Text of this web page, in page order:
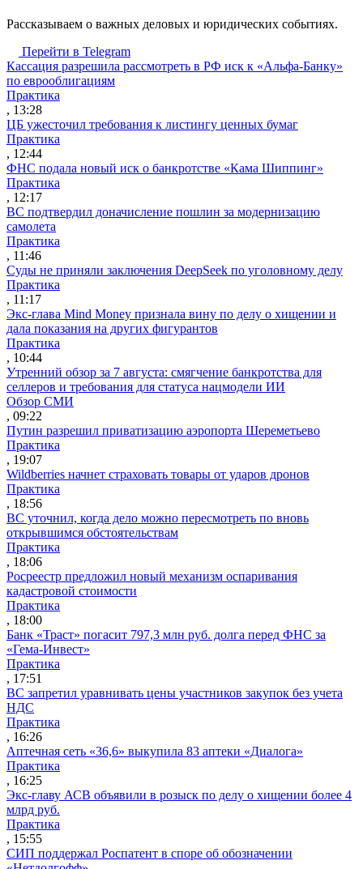
Рассказываем о важных деловых и юридических событиях.
Перейти в Telegram
Кассация разрешила рассмотреть в РФ иск к «Альфа-Банку»
по еврооблигациям
Практика
, 13:28
ЦБ ужесточил требования к листингу ценных бумаг
Практика
, 12:44
ФНС подала новый иск о банкротстве «Кама Шиппинг»
Практика
, 12:17
ВС подтвердил доначисление пошлин за модернизацию
самолета
Практика
, 11:46
Суды не приняли заключения DeepSeek по уголовному делу
Практика
, 11:17
Экс-глава Mind Money признала вину по делу о хищении и
дала показания на других фигурантов
Практика
, 10:44
Утренний обзор за 7 августа: смягчение банкротства для
селлеров и требования для статуса нацмодели ИИ
Обзор СМИ
, 09:22
Путин разрешил приватизацию аэропорта Шереметьево
Практика
, 19:07
Wildberries начнет страховать товары от ударов дронов
Практика
, 18:56
ВС уточнил, когда дело можно пересмотреть по вновь
открывшимся обстоятельствам
Практика
, 18:06
Росреестр предложил новый механизм оспаривания
кадастровой стоимости
Практика
, 18:00
Банк «Траст» погасит 797,3 млн руб. долга перед ФНС за
«Гема-Инвест»
Практика
, 17:51
ВС запретил уравнивать цены участников закупок без учета
НДС
Практика
, 16:26
Аптечная сеть «36,6» выкупила 83 аптеки «Диалога»
Практика
, 16:25
Экс-главу АСВ объявили в розыск по делу о хищении более 4
млрд руб.
Практика
, 15:55
СИП поддержал Роспатент в споре об обозначении